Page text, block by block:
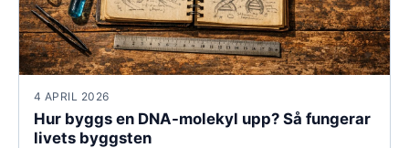
4 APRIL 2026
Hur byggs en DNA-molekyl upp? Så fungerar
livets byggsten